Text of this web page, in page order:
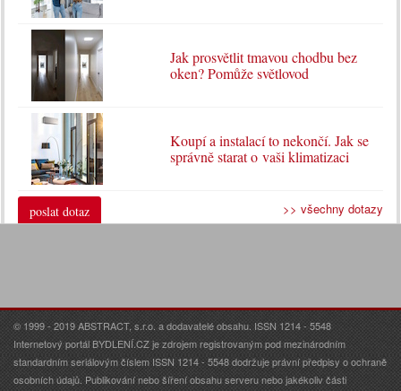
Jak prosvětlit tmavou chodbu bez
oken? Pomůže světlovod
Koupí a instalací to nekončí. Jak se
správně starat o vaši klimatizaci
poslat dotaz >> všechny dotazy
© 1999 - 2019 ABSTRACT, s.r.o. a dodavatelé obsahu. ISSN 1214 - 5548
Internetový portál BYDLENÍ.CZ je zdrojem registrovaným pod mezinárodním
standardním seriálovým číslem ISSN 1214 - 5548 dodržuje právní předpisy o ochraně
osobních údajů. Publikování nebo šíření obsahu serveru nebo jakékoliv části